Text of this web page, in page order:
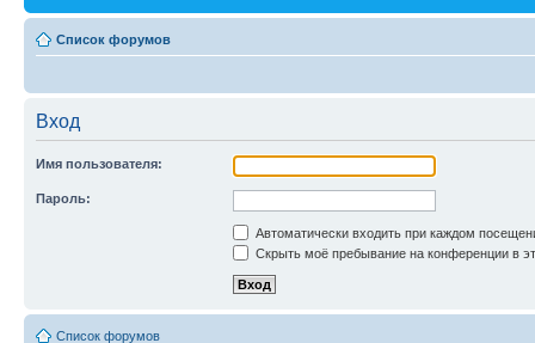
Список форумов
Вход
Имя пользователя:
Пароль:
Автоматически входить при каждом
Скрыть моё пребывание на конференции в
Список форумов